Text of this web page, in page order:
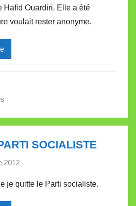
i
r
l
l
Hafid Ouardiri. Elle a été
voulait rester anonyme.
SOCIALISTE
2012
r
je quitte le Parti socialiste.